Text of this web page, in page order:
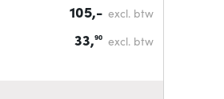
105,- excl. btw
33,90 excl. btw